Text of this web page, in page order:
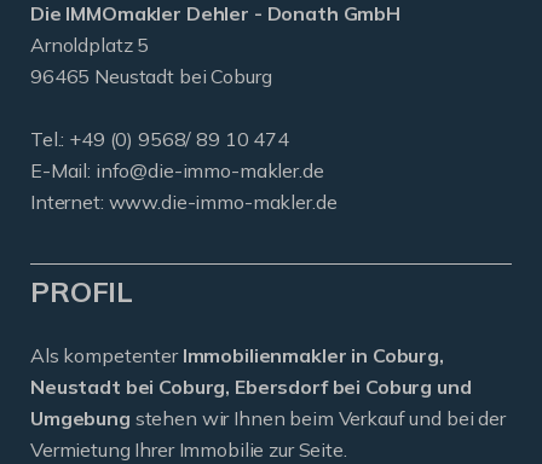
Die IMMOmakler Dehler - Donath GmbH
Arnoldplatz 5
96465 Neustadt bei Coburg
Tel.: +49 (0) 9568/ 89 10 474
E-Mail: info@die-immo-makler.de
Internet: www.die-immo-makler.de
PROFIL
Als kompetenter Immobilienmakler in Coburg,
Neustadt bei Coburg, Ebersdorf bei Coburg und
Umgebung stehen wir Ihnen beim Verkauf und bei der
Vermietung Ihrer Immobilie zur Seite.